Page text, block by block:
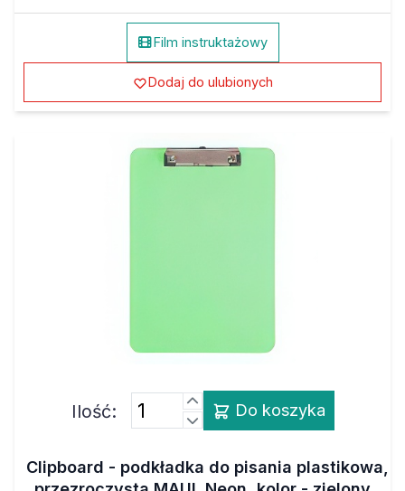
Film instruktażowy
Dodaj do ulubionych
Ilość: Do koszyka
Clipboard - podkładka do pisania plastikowa,